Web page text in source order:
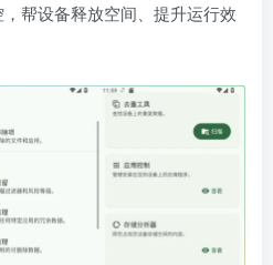
帮设备释放空间、提升运行效